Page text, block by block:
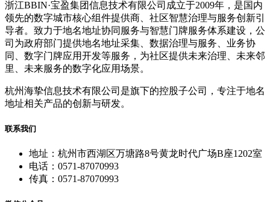
浙江BBIN·宝盈集团信息技术有限公司成立于2009年，是国内
领先的数字城市核心组件提供商、社区智慧治理与服务创新引
导者。致力于地名地址协同服务与智慧门牌服务体系建设，公
司为政府部门提供地名地址采集、数据治理与服务、业务协
同、数字门牌应用开发等服务，为社区提供未来治理、未来邻
里、未来服务的数字化应用场景。
杭州海挚信息技术有限公司是旗下的控股子公司，专注于地名
地址相关产品的创新与研发。
联系我们
地址：杭州市西湖区万塘路8号黄龙时代广场B座1202室
电话：0571-87070993
传真：0571-87070993